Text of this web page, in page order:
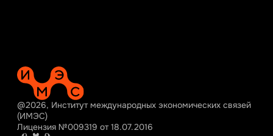
@2026, Институт международных экономических связей
(ИМЭС)
Лицензия №009319 от 18.07.2016